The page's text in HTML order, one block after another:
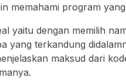
memahami program
yaitu dengan memilih
yang terkandung
maksud dari